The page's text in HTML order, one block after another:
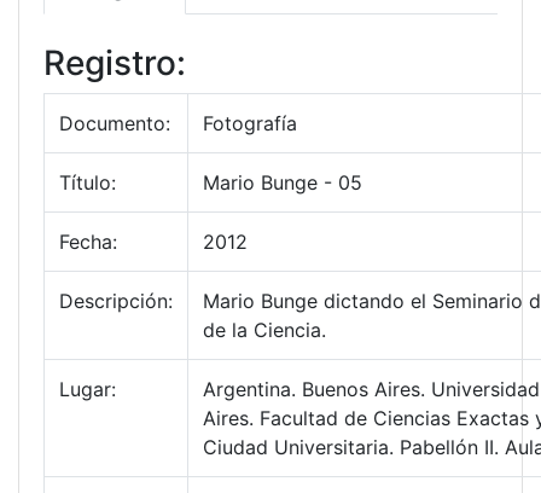
Registro:
Documento: Fotografía
Título: Mario Bunge - 05
Fecha: 2012
Descripción:
Mario Bunge dictando el Seminario
de la Ciencia.
Lugar:
Argentina. Buenos Aires.
Aires. Facultad de Ciencias Exactas
Ciudad Universitaria. Pabellón II.